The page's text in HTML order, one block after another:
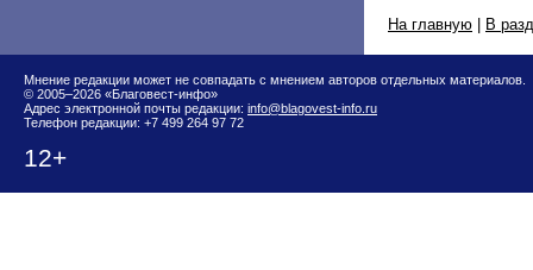
На главную В
Мнение редакции может не совпадать с мнением авторов отдельных материалов.
© 2005–2026 «Благовест-инфо»
Адрес электронной почты редакции: info@blagovest-info.ru
Телефон редакции: +7 499 264 97 72
12+